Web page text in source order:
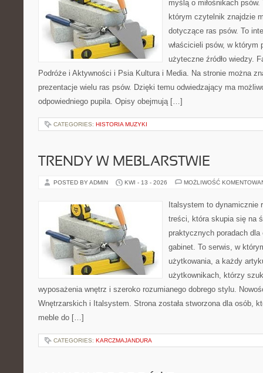
myślą o miłośnikach
którym czytelnik znajdzie
dotyczące ras psów. To
właścicieli psów, w którym
użyteczne źródło wiedzy.
Podróże i Aktywności i Psia Kultura i Media. Na stronie można
prezentacje wielu ras psów. Dzięki temu odwiedzający ma
odpowiedniego pupila. Opisy obejmują […]
CATEGORIES: HISTORIA MUZYKI
TRENDY W MEBLARSTWIE
POSTED BY ADMIN KWI - 13 - 2026 MOŻLIWOŚĆ
Italsystem to dynamicznie
treści, która skupia się na
praktycznych poradach
gabinet. To serwis, w
użytkowania, a każdy
użytkownikach, którzy
wyposażenia wnętrz i szeroko rozumianego dobrego stylu.
Wnętrzarskich i Italsystem. Strona została stworzona dla osób,
meble do […]
CATEGORIES: KARCZMAJANDURA